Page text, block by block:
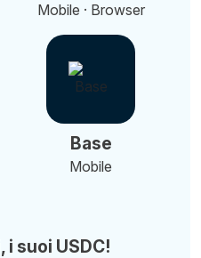
Mobile · Browser
Base
Mobile
i suoi USDC!